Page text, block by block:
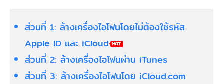
ส่วนที่ 1: ล้างเครื่องไอโฟนโดยไม่ต้องใช้รหัส
Apple ID และ iCloud
ส่วนที่ 2: ล้างเครื่องไอโฟนผ่าน iTunes
ส่วนที่ 3: ล้างเครื่องไอโฟนโดย iCloud.com